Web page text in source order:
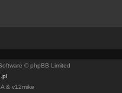
© phpBB Limited
& v12mike